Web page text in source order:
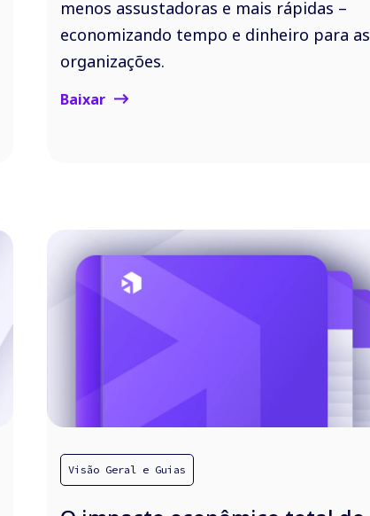
menos assustadoras e mais rápidas –
economizando tempo e dinheiro para as
organizações.
Baixar
Visão Geral e Guias